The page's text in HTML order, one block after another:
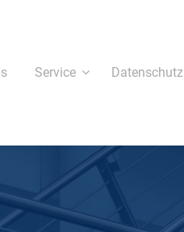
Service Datenschutz